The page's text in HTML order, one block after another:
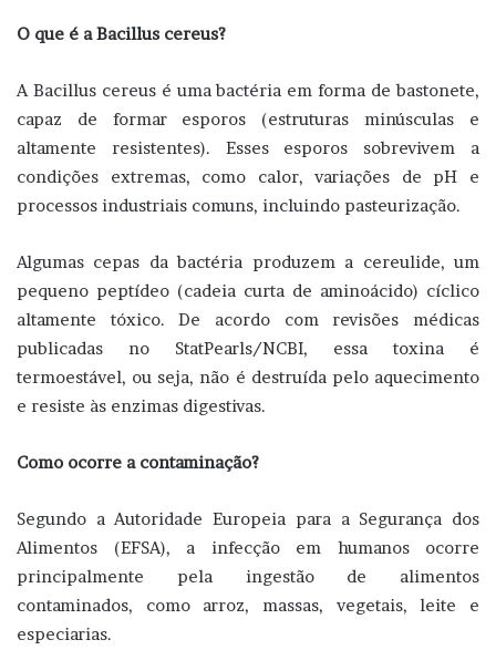
O que é a Bacillus cereus?
A Bacillus cereus é uma bactéria em forma de bastonete,
capaz de formar esporos (estruturas minúsculas e
altamente resistentes). Esses esporos sobrevivem a
condições extremas, como calor, variações de pH e
processos industriais comuns, incluindo pasteurização.
Algumas cepas da bactéria produzem a cereulide, um
pequeno peptídeo (cadeia curta de aminoácido) cíclico
altamente tóxico. De acordo com revisões médicas
publicadas no StatPearls/NCBI, essa toxina é
termoestável, ou seja, não é destruída pelo aquecimento
e resiste às enzimas digestivas.
Como ocorre a contaminação?
Segundo a Autoridade Europeia para a Segurança dos
Alimentos (EFSA), a infecção em humanos ocorre
principalmente pela ingestão de alimentos
contaminados, como arroz, massas, vegetais, leite e
especiarias.